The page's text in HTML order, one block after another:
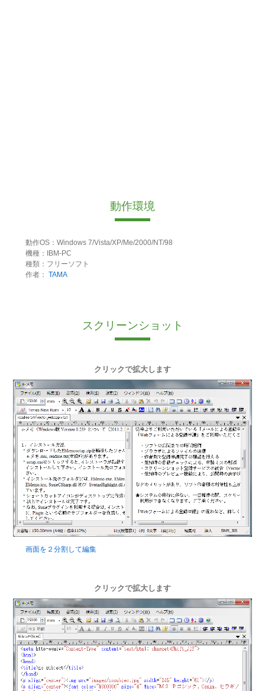
動作環境
動作OS：Windows 7/Vista/XP/Me/2000/NT/98
機種：IBM-PC
種類：フリーソフト
作者： TAMA
スクリーンショット
クリックで拡大します
画面を２分割して編集
クリックで拡大します